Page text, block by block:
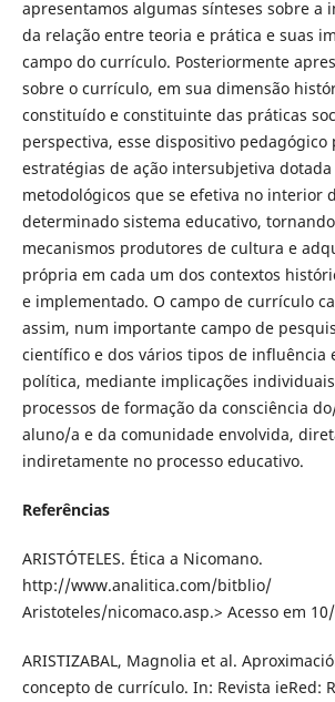
apresentamos algumas sínteses sobre a
da relação entre teoria e prática e suas
campo do currículo. Posteriormente
sobre o currículo, em sua dimensão
constituído e constituinte das práticas
perspectiva, esse dispositivo pedagógico
estratégias de ação intersubjetiva
metodológicos que se efetiva no interior
determinado sistema educativo,
mecanismos produtores de cultura e
própria em cada um dos contextos
e implementado. O campo de currículo
assim, num importante campo de
científico e dos vários tipos de influência
política, mediante implicações
processos de formação da consciência
aluno/a e da comunidade envolvida,
indiretamente no processo educativo.
Referências
ARISTÓTELES. Ética a Nicomano.
http://www.analitica.com/bitblio/
Aristoteles/nicomaco.asp.> Acesso em
ARISTIZABAL, Magnolia et al.
concepto de currículo. In: Revista ieRed: